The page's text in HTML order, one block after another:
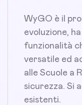
WyGO è il
evoluzione,
funzionalità
versatile ed
alle Scuole a
sicurezza. Si
esistenti.